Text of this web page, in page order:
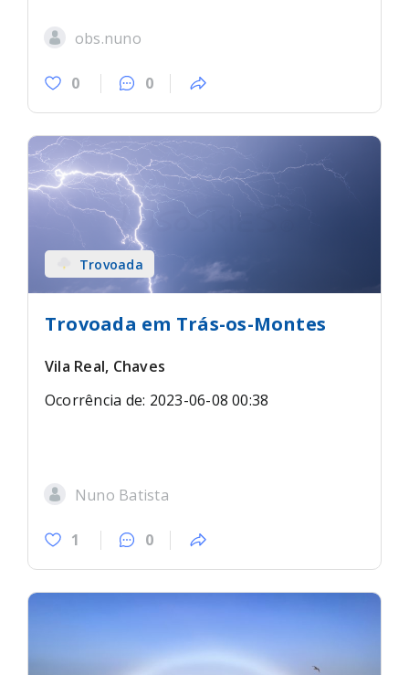
obs.nuno
0 0
Trovoada
Trovoada em Trás-os-Montes
Vila Real, Chaves
Ocorrência de: 2023-06-08 00:38
Nuno Batista
1 0